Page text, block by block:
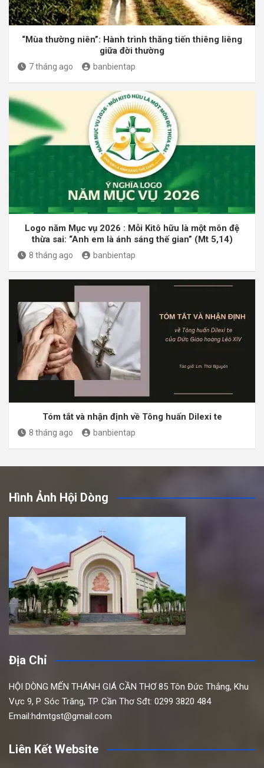
“Mùa thường niên”: Hành trình thăng tiến thiêng liêng
giữa đời thường
7 tháng ago banbientap
Logo năm Mục vụ 2026 : Mỗi Kitô hữu là một môn đệ
thừa sai: “Anh em là ánh sáng thế gian” (Mt 5,14)
8 tháng ago banbientap
Tóm tắt và nhận định về Tông huấn Dilexi te
8 tháng ago banbientap
Hình Ảnh Hội Dòng
Địa Chỉ
HỘI DÒNG MẾN THÁNH GIÁ CẦN THƠ 85 Tôn Đức Thắng, Khu
Vực 9, P. Sóc Trăng, TP. Cần Thơ Sđt: 0299 3820 484
Email:hdmtgst@gmail.com
Liên Kết Website